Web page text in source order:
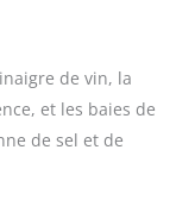
de vin, la
et les baies de
de sel et de